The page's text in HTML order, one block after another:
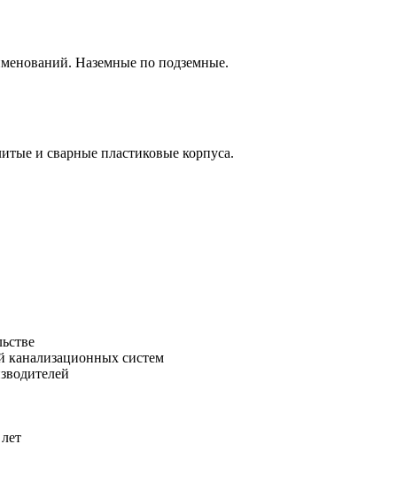
Наземные по подземные.
и сварные пластиковые корпуса.